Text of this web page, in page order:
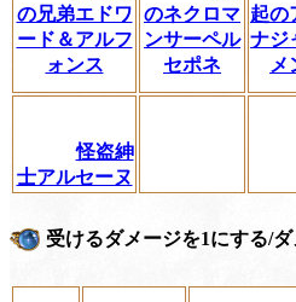
の兄弟エドワ
ード＆アルフ
ォンス
のネクロマ
ンサーペル
セポネ
起の
ナジ
メ
怪盗紳
士アルセーヌ
受けるダメージを1にする/